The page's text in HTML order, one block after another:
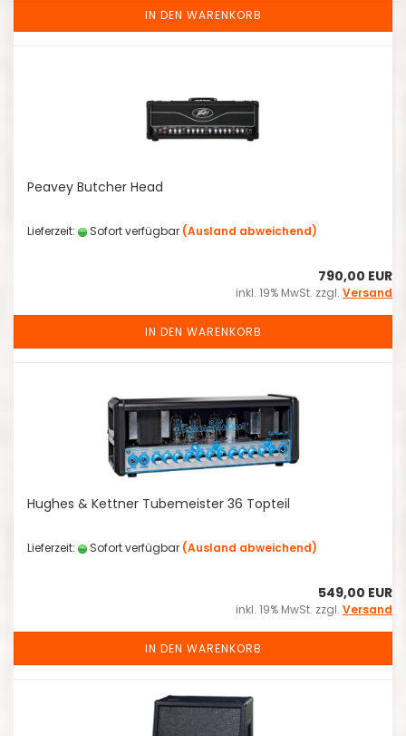
IN DEN WARENKORB
Peavey Butcher Head
Lieferzeit: Sofort verfügbar (Ausland abweichend)
790,00 EUR
inkl. 19% MwSt. zzgl. Versand
IN DEN WARENKORB
Hughes & Kettner Tubemeister 36 Topteil
Lieferzeit: Sofort verfügbar (Ausland abweichend)
549,00 EUR
inkl. 19% MwSt. zzgl. Versand
IN DEN WARENKORB